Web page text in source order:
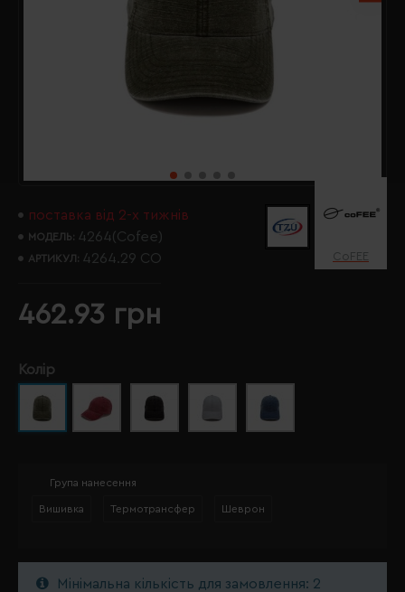
поставка від 2-х тижнів
МОДЕЛЬ: 4264(Cofee)
АРТИКУЛ: 4264.29 CO CoFEE
462.93 грн
Колір
Група нанесення
Вишивка Термотрансфер Шеврон
Мінімальна кількість для замовлення: 2